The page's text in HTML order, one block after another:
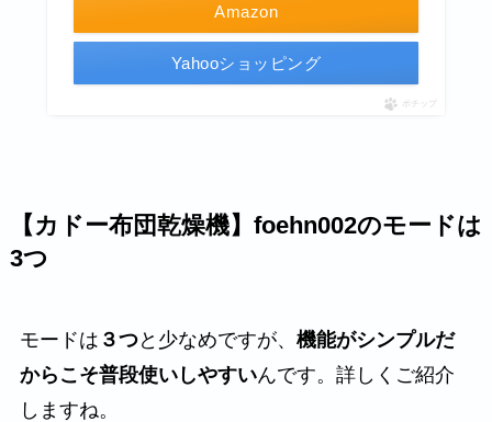
Amazon
Yahooショッピング
ポチップ
【カドー布団乾燥機】foehn002のモードは
3つ
モードは ３つと少なめですが、 機能がシンプルだ
からこそ普段使いしやすいんです。詳しくご紹介
しますね。